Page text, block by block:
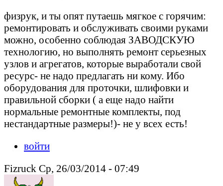
физрук, и ты опят путаешь мягкое с горячим:
ремонтировать и обслуживать своими руками
можно, особенно соблюдая ЗАВОДСКУЮ
технологию, но выполнять ремонт серьезных
узлов и агрегатов, которые выработали свой
ресурс- не надо предлагать ни кому. Ибо
оборудования для проточки, шлифовки и
правильной сборки ( а еще надо найти
нормальные ремонтные комплекты, под
нестандартные размеры!)- не у всех есть!
войти
Fizruck Ср, 26/03/2014 - 07:49